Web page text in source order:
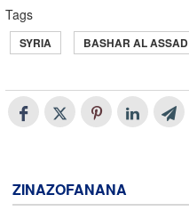
Tags
SYRIA BASHAR AL ASSAD
ZINAZOFANANA